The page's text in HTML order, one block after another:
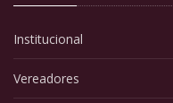
Institucional
Vereadores